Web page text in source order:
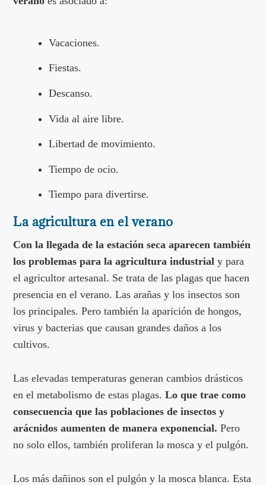
Vacaciones.
Fiestas.
Descanso.
Vida al aire libre.
Libertad de movimiento.
Tiempo de ocio.
Tiempo para divertirse.
La agricultura en el verano
Con la llegada de la estación seca aparecen también
los problemas para la agricultura industrial y para
el agricultor artesanal. Se trata de las plagas que hacen
presencia en el verano. Las arañas y los insectos son
los principales. Pero también la aparición de hongos,
virus y bacterias que causan grandes daños a los
cultivos.
Las elevadas temperaturas generan cambios drásticos
en el metabolismo de estas plagas.Lo que trae como
consecuencia que las poblaciones de insectos y
arácnidos aumenten de manera exponencial. Pero
no solo ellos, también proliferan la mosca y el pulgón.
Los más dañinos son el pulgón y la mosca blanca. Esta